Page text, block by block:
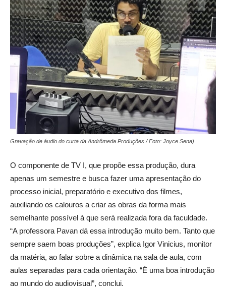
Gravação de áudio do curta da Andrômeda Produções / Foto: Joyce Sena)
O componente de TV I, que propõe essa produção, dura
apenas um semestre e busca fazer uma apresentação do
processo inicial, preparatório e executivo dos filmes,
auxiliando os calouros a criar as obras da forma mais
semelhante possível à que será realizada fora da faculdade.
“A professora Pavan dá essa introdução muito bem. Tanto que
sempre saem boas produções”, explica Igor Vinicius, monitor
da matéria, ao falar sobre a dinâmica na sala de aula, com
aulas separadas para cada orientação. “É uma boa introdução
ao mundo do audiovisual”, conclui.